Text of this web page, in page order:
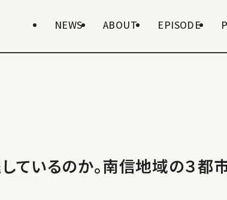
NEWS ABOUT EPISODE
ているのか。南信地域の３都